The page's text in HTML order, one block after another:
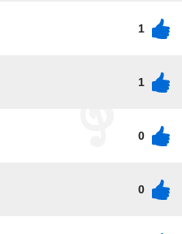
1
1
0
0